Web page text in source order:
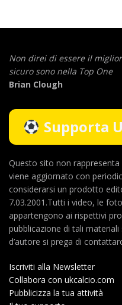
Non direi di essere il
sicuro sono nella Top One
Brian Clough
Supporta
Questo sito non
viene aggiornato con
considerarsi un prodotto
7.03.2001.Tutti i video, le
appartengono ai rispettivi
pubblicazione di tali
d’autore si prega di
Iscriviti alla Newsletter
Collabora con ukcalcio.com
Pubblicizza la tua attività